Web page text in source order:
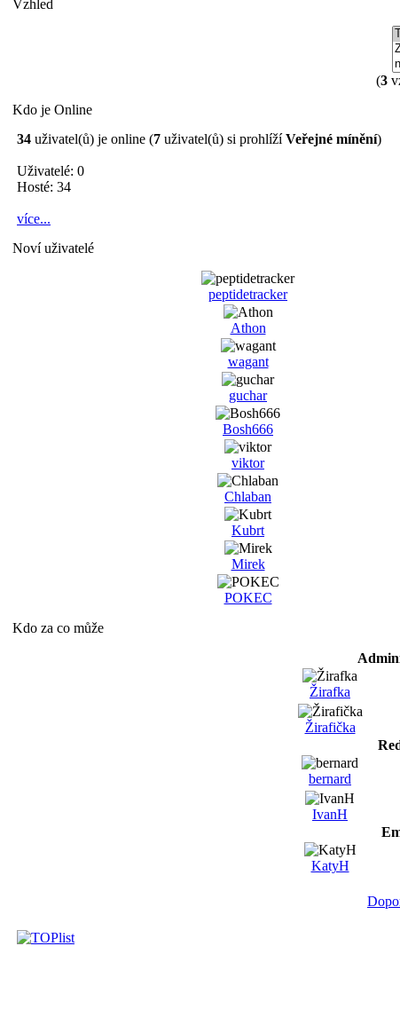
Vzhled
(3
Kdo je Online
34 uživatel(ů) je online (7 uživatel(ů) si prohlížíVeřejné mínění)
Uživatelé: 0
Hosté: 34
více...
Noví uživatelé
peptidetracker
Athon
wagant
guchar
Bosh666
viktor
Chlaban
Kubrt
Mirek
POKEC
Kdo za co může
Žirafka
Žirafička
bernard
IvanH
KatyH